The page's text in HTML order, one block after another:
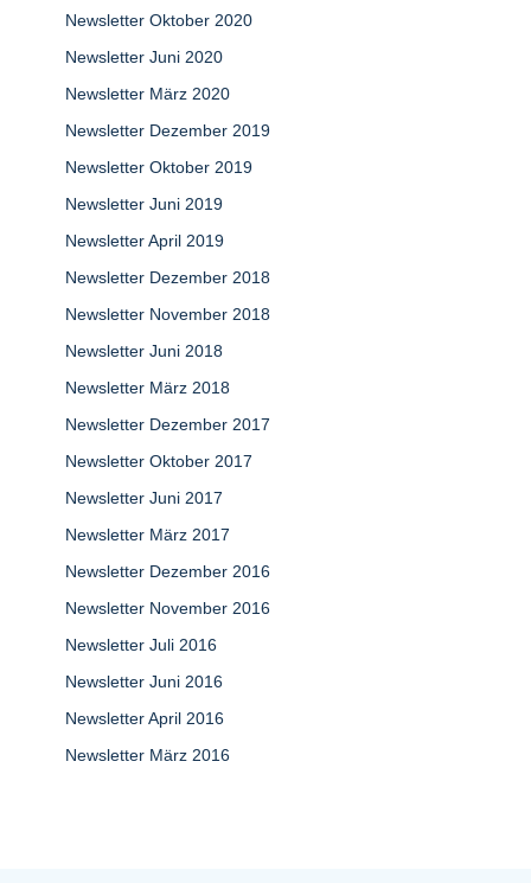
Newsletter Oktober 2020
Newsletter Juni 2020
Newsletter März 2020
Newsletter Dezember 2019
Newsletter Oktober 2019
Newsletter Juni 2019
Newsletter April 2019
Newsletter Dezember 2018
Newsletter November 2018
Newsletter Juni 2018
Newsletter März 2018
Newsletter Dezember 2017
Newsletter Oktober 2017
Newsletter Juni 2017
Newsletter März 2017
Newsletter Dezember 2016
Newsletter November 2016
Newsletter Juli 2016
Newsletter Juni 2016
Newsletter April 2016
Newsletter März 2016